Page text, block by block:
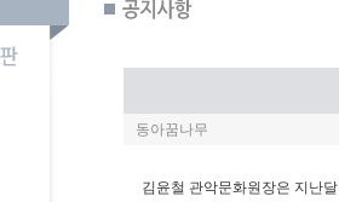
동아꿈나무
김윤철 관악문화원장은 지난